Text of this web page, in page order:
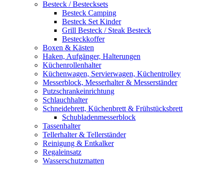
Besteck / Bestecksets
Besteck Camping
Besteck Set Kinder
Grill Besteck / Steak Besteck
Besteckkoffer
Boxen & Kästen
Haken, Aufgänger, Halterungen
Küchenrollenhalter
Küchenwagen, Servierwagen, Küchentrolley
Messerblock, Messerhalter & Messerständer
Putzschrankeinrichtung
Schlauchhalter
Schneidebrett, Küchenbrett & Frühstücksbrett
Schubladenmesserblock
Tassenhalter
Tellerhalter & Tellerständer
Reinigung & Entkalker
Regaleinsatz
Wasserschutzmatten